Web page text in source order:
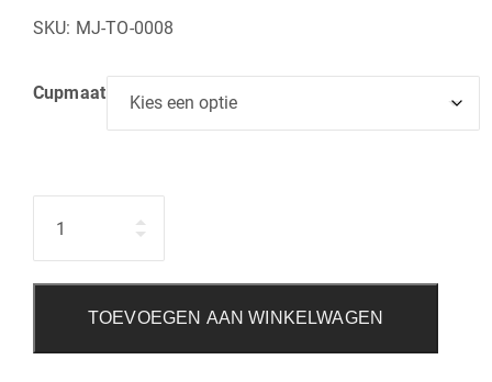
SKU: MJ-TO-0008
Cupmaat
TOEVOEGEN AAN WINKELWAGEN